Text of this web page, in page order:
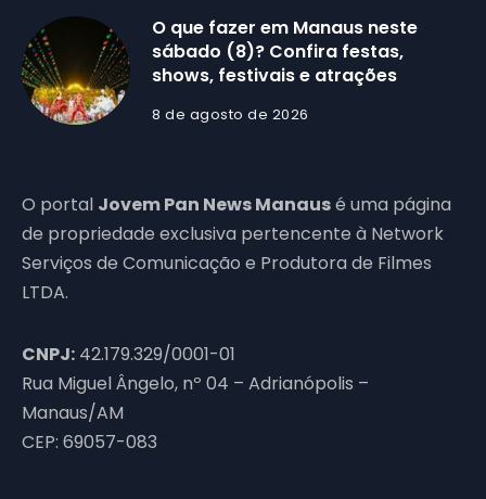
O que fazer em Manaus neste
sábado (8)? Confira festas,
shows, festivais e atrações
8 de agosto de 2026
O portal Jovem Pan News Manausé uma página
de propriedade exclusiva pertencente à Network
Serviços de Comunicação e Produtora de Filmes
LTDA.
CNPJ: 42.179.329/0001-01
Rua Miguel Ângelo, nº 04 – Adrianópolis –
Manaus/AM
CEP: 69057-083